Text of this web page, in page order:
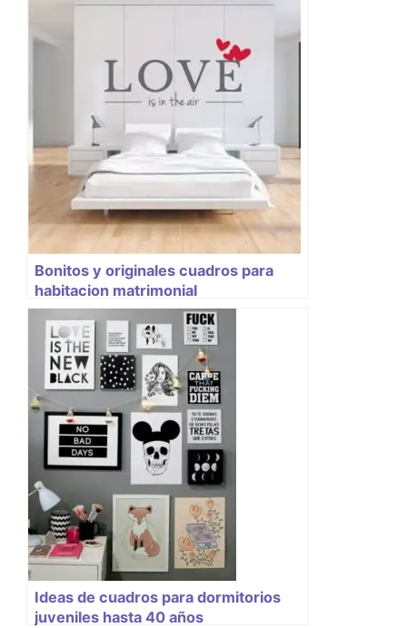
Bonitos y originales cuadros para
habitacion matrimonial
Ideas de cuadros para dormitorios
juveniles hasta 40 años